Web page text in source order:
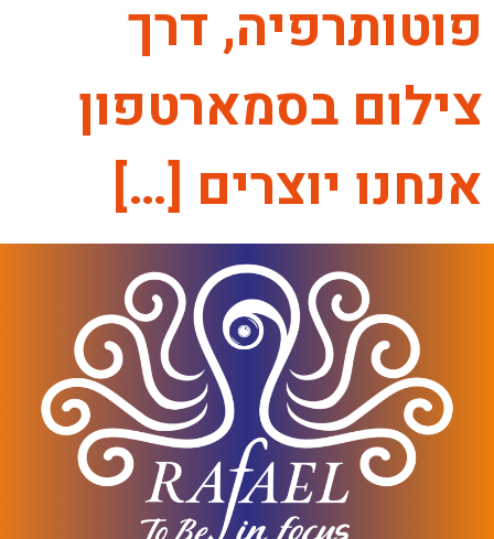
פוטותרפיה, דרך
צילום בסמארטפון
אנחנו יוצרים […]